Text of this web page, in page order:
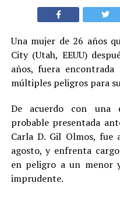
Una mujer de 26 años
City (Utah, EEUU)
años, fuera
múltiples peligros para
De acuerdo con una
probable presentada
Carla D. Gil Olmos, fue
agosto, y enfrenta
en peligro a un menor
imprudente.